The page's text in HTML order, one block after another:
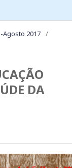
Agosto 2017 /
DA